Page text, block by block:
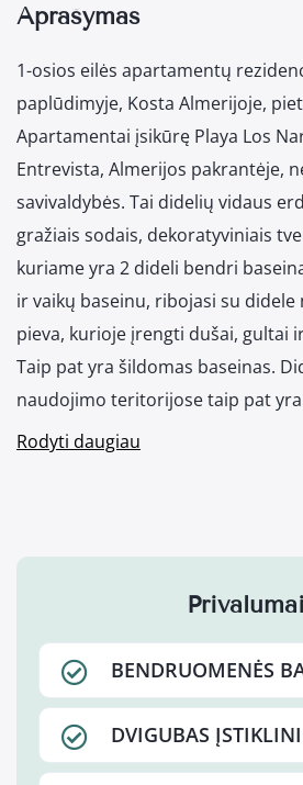
Aprašymas
1-osios eilės apartamentų
paplūdimyje, Kosta Almerijoje,
Apartamentai įsikūrę Playa Los
Entrevista, Almerijos pakrantėje,
savivaldybės. Tai didelių vidaus
gražiais sodais, dekoratyviniais
kuriame yra 2 dideli bendri
ir vaikų baseinu, ribojasi su didele
pieva, kurioje įrengti dušai, gultai
Taip pat yra šildomas baseinas.
naudojimo teritorijose taip pat
Rodyti daugiau
Privalumai
BENDRUOMENĖS
DVIGUBAS